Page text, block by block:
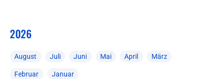
2026
August Juli Juni Mai April März
Februar Januar